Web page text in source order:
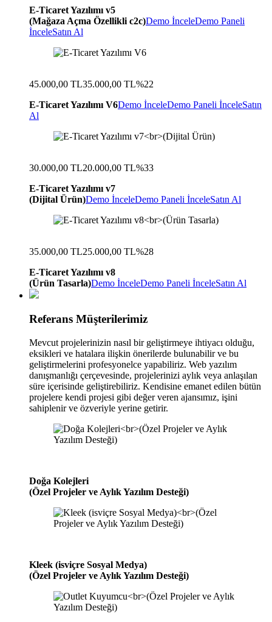
E-Ticaret Yazılımı v5
(Mağaza Açma Özellikli c2c)Demo İnceleDemo Paneli
İnceleSatın Al
45.000,00 TL35.000,00 TL%22
E-Ticaret Yazılımı V6Demo İnceleDemo Paneli İnceleSatın
Al
30.000,00 TL20.000,00 TL%33
E-Ticaret Yazılımı v7
(Dijital Ürün)Demo İnceleDemo Paneli İnceleSatın Al
35.000,00 TL25.000,00 TL%28
E-Ticaret Yazılımı v8
(Ürün Tasarla)Demo İnceleDemo Paneli İnceleSatın Al
Referans Müşterilerimiz
Mevcut projelerinizin nasıl bir geliştirmeye ihtiyacı olduğu,
eksikleri ve hatalara ilişkin önerilerde bulunabilir ve bu
geliştirmelerini profesyonelce yapabiliriz. Web yazılım
danışmanlığı çerçevesinde, projelerinizi aylık veya anlaşılan
süre içerisinde geliştirebiliriz. Kendisine emanet edilen bütün
projelere kendi projesi gibi değer veren ajansımız, işini
sahiplenir ve özveriyle yerine getirir.
Doğa Kolejleri
(Özel Projeler ve Aylık Yazılım Desteği)
Kleek (isviçre Sosyal Medya)
(Özel Projeler ve Aylık Yazılım Desteği)